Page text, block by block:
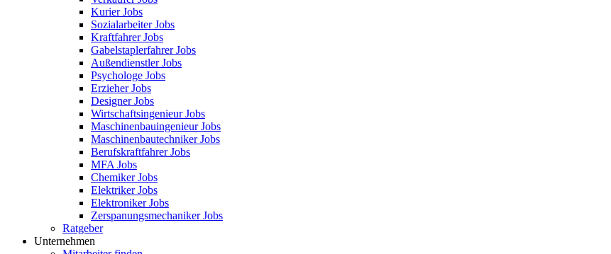
Kurier Jobs
Sozialarbeiter Jobs
Kraftfahrer Jobs
Gabelstaplerfahrer Jobs
Außendienstler Jobs
Psychologe Jobs
Erzieher Jobs
Designer Jobs
Wirtschaftsingenieur Jobs
Maschinenbauingenieur Jobs
Maschinenbautechniker Jobs
Berufskraftfahrer Jobs
MFA Jobs
Chemiker Jobs
Elektriker Jobs
Elektroniker Jobs
Zerspanungsmechaniker Jobs
Ratgeber
Unternehmen